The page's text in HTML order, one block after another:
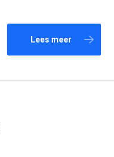
Lees meer